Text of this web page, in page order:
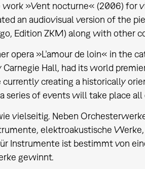
work »Vent nocturne« (2006) for
an audiovisual version of the
Edition ZKM) along with other
opera »L’amour de loin« in the
Hall, had its world
creating a historically
series of events will take place
vielseitig. Neben
elektroakustische
Instrumente ist bestimmt von
gewinnt.